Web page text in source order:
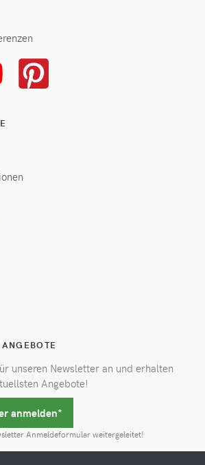
unseren Newsletter an und erhalten
Angebote!
anmelden*
Anmeldeformular weitergeleitet!